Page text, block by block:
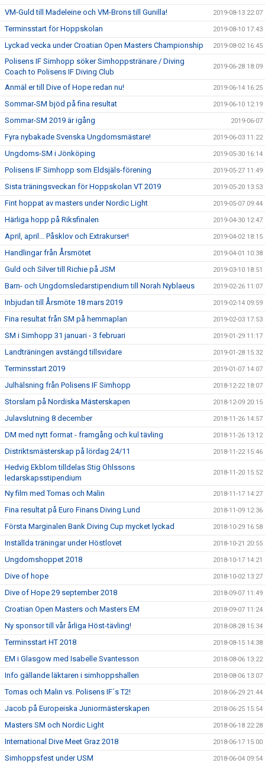
VM-Guld till Madeleine och VM-Brons till Gunilla! 2019-08-13 22:07
Terminsstart för Hoppskolan 2019-08-10 17:43
Lyckad vecka under Croatian Open Masters Championship 2019-08-02 16:45
Polisens IF Simhopp söker Simhoppstränare / Diving
Coach to Polisens IF Diving Club
2019-06-28 18:09
Anmäl er till Dive of Hope redan nu! 2019-06-14 16:25
Sommar-SM bjöd på fina resultat 2019-06-10 12:19
Sommar-SM 2019 är igång 2019-06-07
Fyra nybakade Svenska Ungdomsmästare! 2019-06-03 11:22
Ungdoms-SM i Jönköping 2019-05-30 16:14
Polisens IF Simhopp som Eldsjäls-förening 2019-05-27 11:49
Sista träningsveckan för Hoppskolan VT 2019 2019-05-20 13:53
Fint hoppat av masters under Nordic Light 2019-05-07 09:44
Härliga hopp på Riksfinalen 2019-04-30 12:47
April, april... Påsklov och Extrakurser! 2019-04-02 18:15
Handlingar från Årsmötet 2019-04-01 10:38
Guld och Silver till Richie på JSM 2019-03-10 18:51
Barn- och Ungdomsledarstipendium till Norah Nyblaeus 2019-02-26 11:07
Inbjudan till Årsmöte 18 mars 2019 2019-02-14 09:59
Fina resultat från SM på hemmaplan 2019-02-03 17:53
SM i Simhopp 31 januari - 3 februari 2019-01-29 11:17
Landträningen avstängd tillsvidare 2019-01-28 15:32
Terminsstart 2019 2019-01-07 14:07
Julhälsning från Polisens IF Simhopp 2018-12-22 18:07
Storslam på Nordiska Mästerskapen 2018-12-09 20:15
Julavslutning 8 december 2018-11-26 14:57
DM med nytt format - framgång och kul tävling 2018-11-26 13:12
Distriktsmästerskap på lördag 24/11 2018-11-22 15:46
Hedvig Ekblom tilldelas Stig Ohlssons
ledarskapsstipendium
2018-11-20 15:52
Ny film med Tomas och Malin 2018-11-17 14:27
Fina resultat på Euro Finans Diving Lund 2018-11-09 12:36
Första Marginalen Bank Diving Cup mycket lyckad 2018-10-29 16:58
Inställda träningar under Höstlovet 2018-10-21 20:55
Ungdomshoppet 2018 2018-10-17 14:21
Dive of hope 2018-10-02 13:27
Dive of Hope 29 september 2018 2018-09-07 11:49
Croatian Open Masters och Masters EM 2018-09-07 11:24
Ny sponsor till vår årliga Höst-tävling! 2018-08-28 15:34
Terminsstart HT 2018 2018-08-15 14:38
EM i Glasgow med Isabelle Svantesson 2018-08-06 13:22
Info gällande läktaren i simhoppshallen 2018-08-06 13:07
Tomas och Malin vs. Polisens IF´s T2! 2018-06-29 21:44
Jacob på Europeiska Juniormästerskapen 2018-06-25 15:54
Masters SM och Nordic Light 2018-06-18 22:28
International Dive Meet Graz 2018 2018-06-17 15:00
Simhoppsfest under USM 2018-06-04 09:54